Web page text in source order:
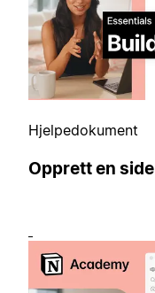
Hjelpedokument
Opprett en side